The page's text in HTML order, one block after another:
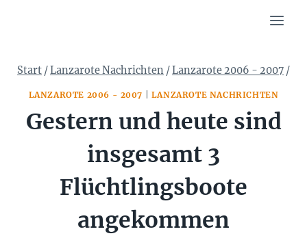
Start /Lanzarote Nachrichten /Lanzarote 2006 - 2007 /
LANZAROTE 2006 - 2007 LANZAROTE NACHRICHTEN
Gestern und heute sind
insgesamt 3
Flüchtlingsboote
angekommen